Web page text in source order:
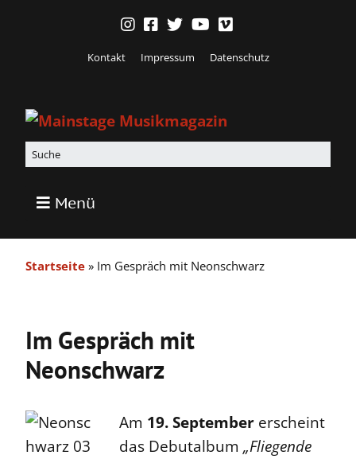
Kontakt Impressum Datenschutz
Menü
Startseite » Im Gespräch mit Neonschwarz
Im Gespräch mit
Neonschwarz
Am 19. September erscheint
das Debutalbum „Fliegende